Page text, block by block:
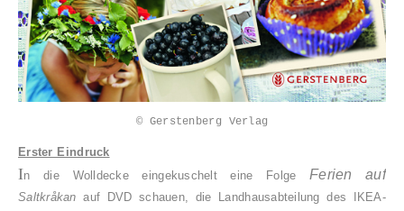
© Gerstenberg Verlag
Erster Eindruck
In die Wolldecke eingekuschelt eine Folge Ferien auf
Saltkråkan auf DVD schauen, die Landhausabteilung des IKEA-